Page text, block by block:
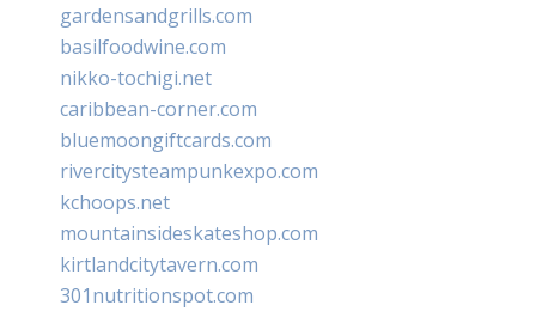
gardensandgrills.com
basilfoodwine.com
nikko-tochigi.net
caribbean-corner.com
bluemoongiftcards.com
rivercitysteampunkexpo.com
kchoops.net
mountainsideskateshop.com
kirtlandcitytavern.com
301nutritionspot.com